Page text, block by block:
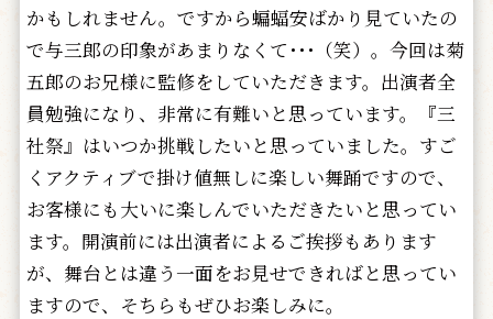
かもしれません。ですから蝙蝠安ばかり見ていたの
で与三郎の印象があまりなくて･･･（笑）。今回は菊
五郎のお兄様に監修をしていただきます。出演者全
員勉強になり、非常に有難いと思っています。『三
社祭』はいつか挑戦したいと思っていました。すご
くアクティブで掛け値無しに楽しい舞踊ですので、
お客様にも大いに楽しんでいただきたいと思ってい
ます。開演前には出演者によるご挨拶もあります
が、舞台とは違う一面をお見せできればと思ってい
ますので、そちらもぜひお楽しみに。